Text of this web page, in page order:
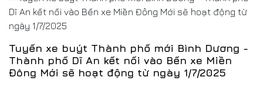
Tuyến xe buýt Thành phố mới Bình Dương -
Thành phố Dĩ An kết nối vào Bến xe Miền
Đông Mới sẽ hoạt động từ ngày 1/7/2025